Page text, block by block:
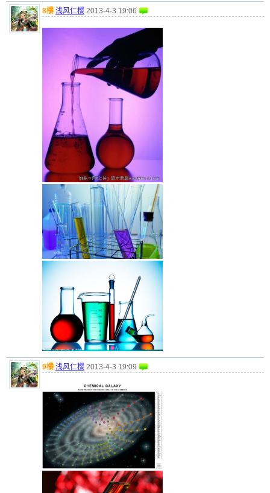
8樓 浅风仁樱 2013-4-3 19:06
9樓 浅风仁樱 2013-4-3 19:09